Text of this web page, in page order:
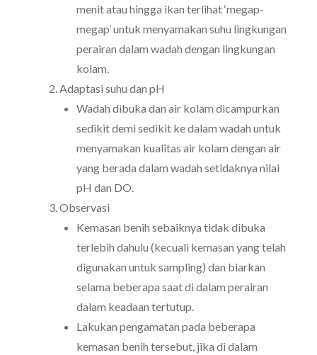
menit atau hingga ikan terlihat ‘megap-
megap’ untuk menyamakan suhu lingkungan
perairan dalam wadah dengan lingkungan
kolam.
Adaptasi suhu dan pH
Wadah dibuka dan air kolam dicampurkan
sedikit demi sedikit ke dalam wadah untuk
menyamakan kualitas air kolam dengan air
yang berada dalam wadah setidaknya nilai
pH dan DO.
Observasi
Kemasan benih sebaiknya tidak dibuka
terlebih dahulu (kecuali kemasan yang telah
digunakan untuk sampling) dan biarkan
selama beberapa saat di dalam perairan
dalam keadaan tertutup.
Lakukan pengamatan pada beberapa
kemasan benih tersebut, jika di dalam